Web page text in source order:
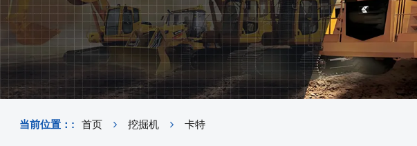
当前位置：: 首页 挖掘机 卡特